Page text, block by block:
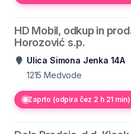
HD Mobil, odkup in
Horozović s.p.
Ulica Simona Jenka 14A
1215Medvode
Zaprto (odpira čez 2 h 21 min)